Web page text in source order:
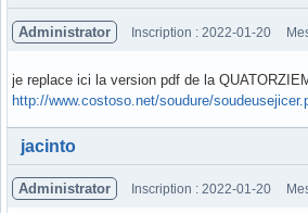
Administrator Inscription : 2022-01-20
je replace ici la version pdf de la
http://www.costoso.net/soudure/
Hors ligne
jacinto
Administrator Inscription : 2022-01-20